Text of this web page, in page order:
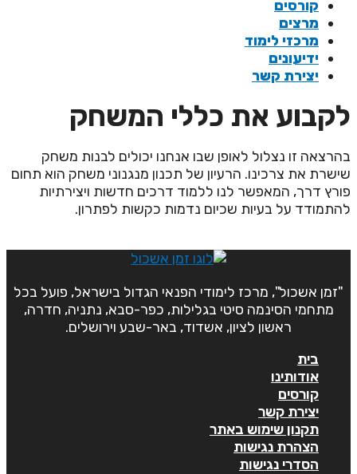
קורסים
מרצים
מרכזי לימוד
ידיעונים
יצירת קשר
את כללי המשחק
זו נצלול לאופן שבו אנחנו יכולים לבנות משחק
את צרכינו. הרעיון של תכנון מנגנוני משחק הוא תחום
דרך, המאפשר לנו ללמוד דרכים חדשות ויצירתיות
על בעיות שכיום נדמות כקשות לפתרון.
"זמן אשכול", מרכז לימודי הפנאי הגדול בישראל, פועל בכל
מתחמי הסינמה סיטי בגלילות, כפר-סבא, נתניה, חדרה,
ראשון לציון, אשדוד, באר-שבע וירושלים.
בית
אודותינו
קורסים
יצירת קשר
תקנון שימוש באתר
הצהרת נגישות
הסדרי נגישות